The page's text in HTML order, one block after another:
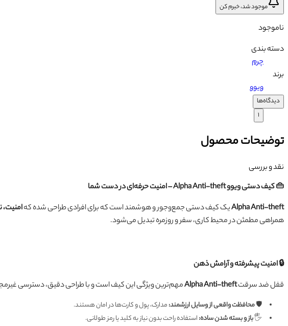
موجود شد، خبرم کن
ناموجود
دسته بندی
چرم
برند
ویوو
دیدگاه‌ها
۱
توضیحات محصول
نقد و بررسی
👜 کیف دستی ویوو Alpha Anti-theft – امنیت حرفه‌ای در دست شما
Alpha Anti-theftیک کیف دستی جمع‌وجور و هوشمند است که برای افرادی طراحی شده که
همراهی مطمئن در محیط کاری، سفر و روزمره تبدیل می‌شود.
🔒 امنیت پیشرفته و آرامش ذهن
قفل ضد سرقتAlpha Anti-theftمهم‌ترین ویژگی این کیف است و با طراحی دقیق، دسترسی
🛡️محافظت واقعی از وسایل ارزشمند:مدارک، پول و کارت‌ها در امان هستند.
🖐️باز و بسته شدن ساده:استفاده راحت بدون نیاز به کلید یا رمز طولانی.